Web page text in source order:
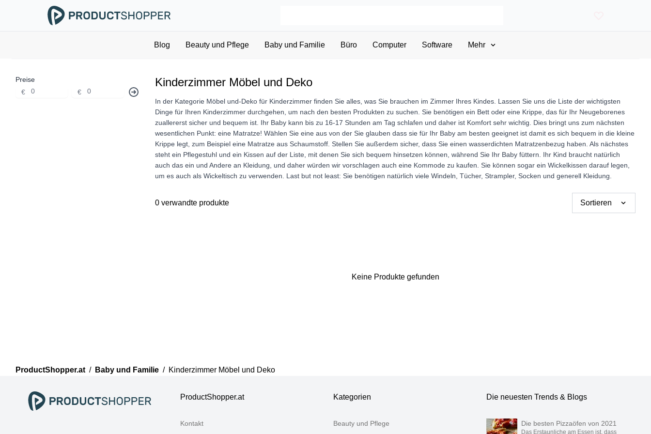
Blog Beauty und Pflege Baby und Familie Büro Computer Software Mehr
Preise
€
€
Kinderzimmer Möbel und Deko
In der Kategorie Möbel und-Deko für Kinderzimmer finden Sie alles, was Sie brauchen im Zimmer Ihres Kindes. Lassen Sie uns die Liste der wichtigsten
Dinge für Ihren Kinderzimmer durchgehen, um nach den besten Produkten zu suchen. Sie benötigen ein Bett oder eine Krippe, das für Ihr Neugeborenes
zuallererst sicher und bequem ist. Ihr Baby kann bis zu 16-17 Stunden am Tag schlafen und daher ist Komfort sehr wichtig. Dies bringt uns zum nächsten
wesentlichen Punkt: eine Matratze! Wählen Sie eine aus von der Sie glauben dass sie für Ihr Baby am besten geeignet ist damit es sich bequem in die kleine
Krippe legt, zum Beispiel eine Matratze aus Schaumstoff. Stellen Sie außerdem sicher, dass Sie einen wasserdichten Matratzenbezug haben. Als nächstes
steht ein Pflegestuhl und ein Kissen auf der Liste, mit denen Sie sich bequem hinsetzen können, während Sie Ihr Baby füttern. Ihr Kind braucht natürlich
auch das ein und Andere an Kleidung, und daher würden wir vorschlagen auch eine Kommode zu kaufen. Sie können sogar ein Wickelkissen darauf legen,
um es auch als Wickeltisch zu verwenden. Last but not least: Sie benötigen natürlich viele Windeln, Tücher, Strampler, Socken und generell Kleidung.
0 verwandte produkte Sortieren
Keine Produkte gefunden
ProductShopper.at / Baby und Familie / Kinderzimmer Möbel und Deko
ProductShopper.at
Kontakt
Kategorien
Beauty und Pflege
Die neuesten Trends & Blogs
Die besten Pizzaöfen von 2021
Das Erstaunliche am Essen ist, dass